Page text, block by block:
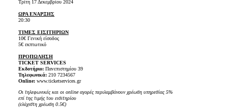
Τρίτη 17 Δεκεμβρίου 2024
ΩΡΑ ΕΝΑΡΞΗΣ
20:30
ΤΙΜΕΣ ΕΙΣΙΤΗΡΙΩΝ
10€ Γενική είσοδος
5€ εκπτωτικό
ΠΡΟΠΩΛΗΣΗ
TICKET SERVICES
Εκδοτήριο:Πανεπιστημίου 39
Τηλεφωνικά:210 7234567
Online:www.ticketservices.gr
Οι τηλεφωνικές και οι online αγορές περιλαμβάνουν χρέωση υπηρεσίας 5%
επί της τιμής του εισιτηρίου
(ελάχιστη χρέωση 0.5€)